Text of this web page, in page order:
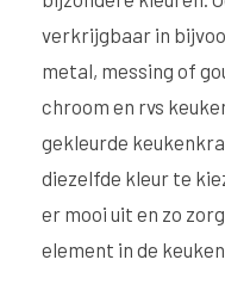
verkrijgbaar in
metal, messing of
chroom en rvs
gekleurde
diezelfde kleur te
er mooi uit en zo
element in de keuken.